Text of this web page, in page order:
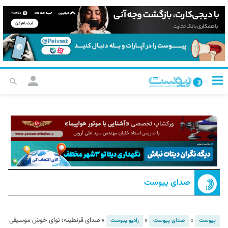
صدای پیوست
پیوست » صدای پیوست » رادیو پیوست »صدای قرنطینه؛ نوای خوش موسیقی